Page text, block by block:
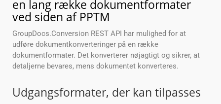
en lang række dokumentformater
ved siden af PPTM
GroupDocs.Conversion REST API har mulighed for at
udføre dokumentkonverteringer på en række
dokumentformater. Det konverterer nøjagtigt og sikrer, at
detaljerne bevares, mens dokumentet konverteres.
Udgangsformater, der kan tilpasses